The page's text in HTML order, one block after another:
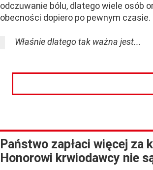
odczuwanie bólu, dlatego wiele osób
obecności dopiero po pewnym czasie.
Właśnie dlatego tak ważna jest...
Państwo zapłaci więcej za
Honorowi krwiodawcy nie